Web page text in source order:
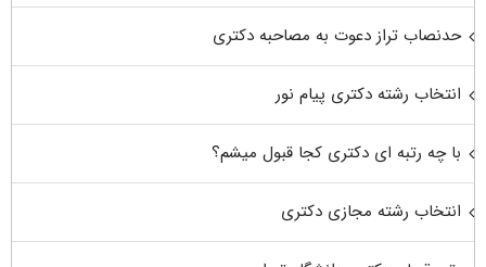
حدنصاب تراز دعوت به مصاحبه دکتری
انتخاب رشته دکتری پیام نور
با چه رتبه ای دکتری کجا قبول میشم؟
انتخاب رشته مجازی دکتری